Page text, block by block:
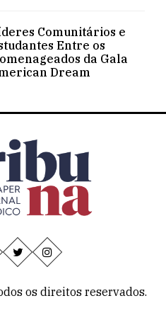
Comunitários e
Entre os
da Gala
Dream
os direitos reservados.